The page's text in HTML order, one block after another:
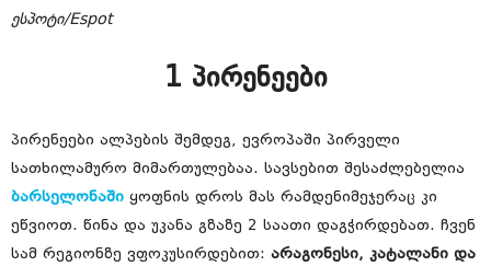
ესპოტი/Espot
1 პირენეები
პირენეები ალპების შემდეგ, ევროპაში პირველი
სათხილამურო მიმართულებაა. სავსებით შესაძლებელია
ბარსელონაში ყოფნის დროს მას რამდენიმეჯერაც კი
ეწვიოთ. წინა და უკანა გზაზე 2 საათი დაგჭირდებათ. ჩვენ
სამ რეგიონზე ვფოკუსირდებით: არაგონესი, კატალანი და